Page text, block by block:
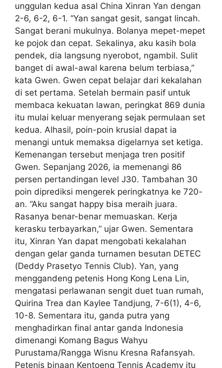
unggulan kedua asal China Xinran Yan dengan
2-6, 6-2, 6-1. “Yan sangat gesit, sangat lincah.
Sangat berani mukulnya. Bolanya mepet-mepet
ke pojok dan cepat. Sekalinya, aku kasih bola
pendek, dia langsung nyerobot, ngambil. Sulit
banget di awal-awal karena belum terbiasa,”
kata Gwen. Gwen cepat belajar dari kekalahan
di set pertama. Setelah bermain pasif untuk
membaca kekuatan lawan, peringkat 869 dunia
itu mulai keluar menyerang sejak permulaan set
kedua. Alhasil, poin-poin krusial dapat ia
menangi untuk memaksa digelarnya set ketiga.
Kemenangan tersebut menjaga tren positif
Gwen. Sepanjang 2026, ia memenangi 86
persen pertandingan level J30. Tambahan 30
poin diprediksi mengerek peringkatnya ke 720-
an. “Aku sangat happy bisa meraih juara.
Rasanya benar-benar memuaskan. Kerja
kerasku terbayarkan,” ujar Gwen. Sementara
itu, Xinran Yan dapat mengobati kekalahan
dengan gelar ganda turnamen besutan DETEC
(Deddy Prasetyo Tennis Club). Yan, yang
menggandeng petenis Hong Kong Lena Lin,
mengatasi perlawanan sengit duet tuan rumah,
Quirina Trea dan Kaylee Tandjung, 7-6(1), 4-6,
10-8. Sementara itu, ganda putra yang
menghadirkan final antar ganda Indonesia
dimenangi Komang Bagus Wahyu
Purustama/Rangga Wisnu Kresna Rafansyah.
Petenis binaan Kentoeng Tennis Academy itu